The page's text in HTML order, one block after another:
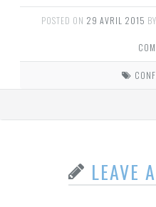
POSTED ON 29 AVRIL 2015 BY
LEAVE